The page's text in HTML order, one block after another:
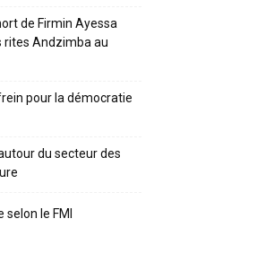
de Firmin Ayessa
rites Andzimba au
pour la démocratie
du secteur des
le FMI